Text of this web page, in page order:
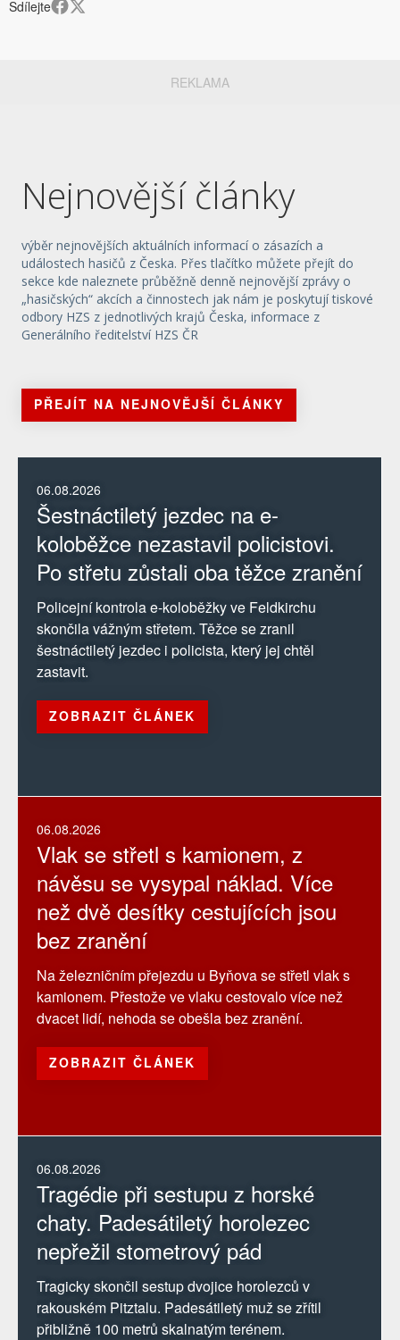
Sdílejte
REKLAMA
Nejnovější články
výběr nejnovějších aktuálních informací o zásazích a
událostech hasičů z Česka. Přes tlačítko můžete přejít do
sekce kde naleznete průběžně denně nejnovější zprávy o
„hasičských“ akcích a činnostech jak nám je poskytují tiskové
odbory HZS z jednotlivých krajů Česka, informace z
Generálního ředitelství HZS ČR
PŘEJÍT NA NEJNOVĚJŠÍ ČLÁNKY
06.08.2026
Šestnáctiletý jezdec na e-
koloběžce nezastavil policistovi.
Po střetu zůstali oba těžce zranění
Policejní kontrola e-koloběžky ve Feldkirchu
skončila vážným střetem. Těžce se zranil
šestnáctiletý jezdec i policista, který jej chtěl
zastavit.
ZOBRAZIT ČLÁNEK
06.08.2026
Tragédie při sestupu z horské
chaty. Padesátiletý horolezec
nepřežil stometrový pád
Tragicky skončil sestup dvojice horolezců v
rakouském Pitztalu. Padesátiletý muž se zřítil
přibližně 100 metrů skalnatým terénem.
06.08.2026
Vlak se střetl s kamionem, z
návěsu se vysypal náklad. Více
než dvě desítky cestujících jsou
bez zranění
Na železničním přejezdu u Byňova se střetl vlak s
kamionem. Přestože ve vlaku cestovalo více než
dvacet lidí, nehoda se obešla bez zranění.
ZOBRAZIT ČLÁNEK